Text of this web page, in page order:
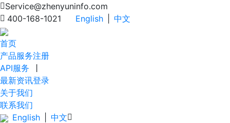
Service@zhenyuninfo.com
400-168-1021
English 中文
首页
产品服务
API服务
最新资讯
关于我们
联系我们
注册
登录
English
中文